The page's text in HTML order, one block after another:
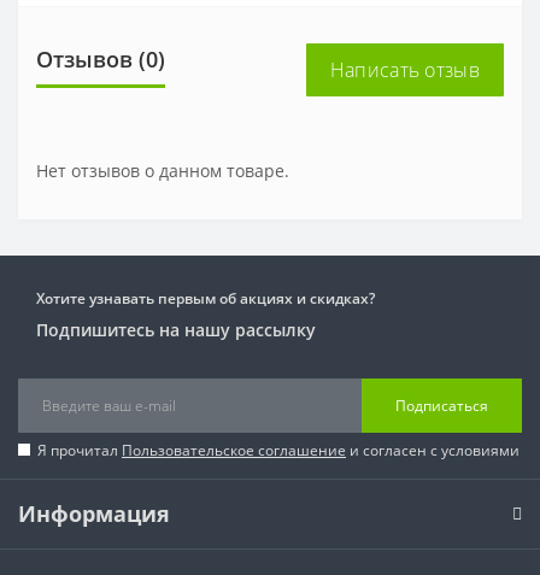
Отзывов (0) Написать отзыв
Нет отзывов о данном товаре.
Хотите узнавать первым об акциях и скидках?
Подпишитесь на нашу рассылку
Подписаться
Я прочитал Пользовательское соглашение и согласен с условиями
Информация